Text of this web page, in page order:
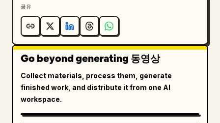
었을 뿐.”
카메라: 정적인 클로즈업, 느린 돌리 인, 느린 측면
슬라이드, 어깨 너머 반사 프레이밍, 한 번의 느린 돌
리 백 와이드 샷, 그리고 마지막 고정된 클로즈업 등
빠른 컷 전환이나 핸드헬드 흔들림은 없습니다.
시각적 스타일: 영화적 사실주의, 추상적 반사 럭셔리
에디토리얼, 다크 실버 블랙 팔레트, 짙은 청회색 그
공유
Go beyond generating 동영상
Collect materials, process them, generate
finished work, and distribute it from one AI
workspace.